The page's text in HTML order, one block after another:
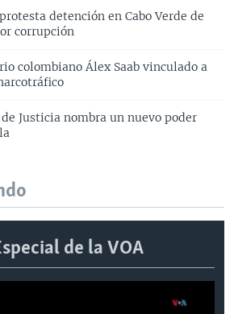
detención en Cabo Verde de
corrupción
colombiano Álex Saab vinculado a
Justicia nombra un nuevo poder
de la VOA